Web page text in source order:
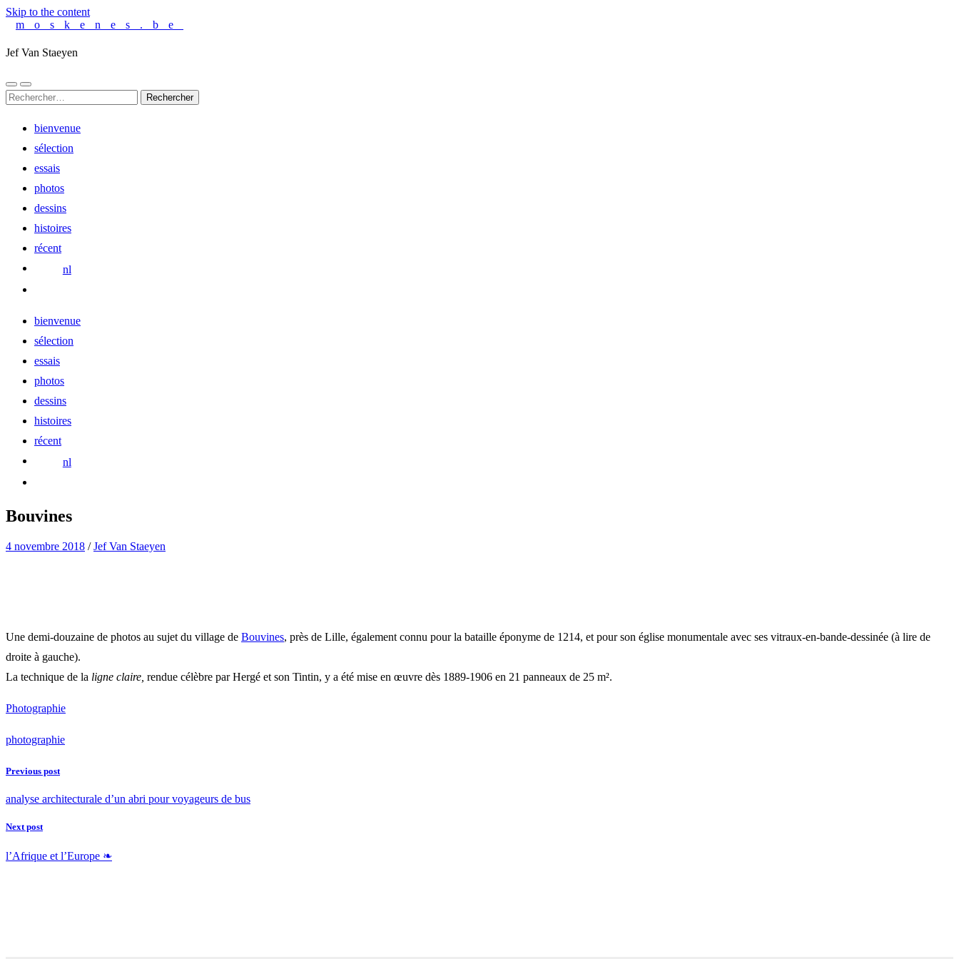
Skip to the content
moskenes.be
Jef Van Staeyen
Toggle
mobile
menu
Toggle
search
field
Rechercher :
bienvenue
sélection
essais
photos
dessins
histoires
récent
nl
bienvenue
sélection
essais
photos
dessins
histoires
récent
nl
Bouvines
4 novembre 2018 /Jef Van Staeyen
Une demi-douzaine de photos au sujet du village de Bouvines, près de Lille, également connu pour la bataille éponyme de 1214, et pour son église monumentale avec ses vitraux-en-bande-dessinée (à lire de
droite à gauche).
La technique de la ligne claire, rendue célèbre par Hergé et son Tintin, y a été mise en œuvre dès 1889-1906 en 21 panneaux de 25 m².
Photographie
photographie
Previous post
analyse architecturale d’un abri pour voyageurs de bus
Next post
l’Afrique et l’Europe ❧